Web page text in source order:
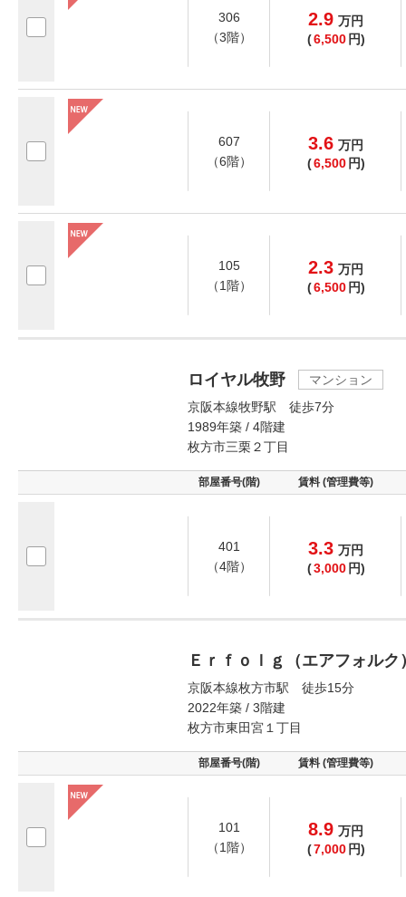
306
（3階）
2.9 万円
(6,500 円)
607
（6階）
3.6 万円
(6,500 円)
105
（1階）
2.3 万円
(6,500 円)
ロイヤル牧野
マンション
京阪本線牧野駅 徒歩7分
1989年築 / 4階建
枚方市三栗２丁目
部屋番号(階) 賃料 (管理費等)
401
（4階）
3.3 万円
(3,000 円)
Ｅｒｆｏｌｇ（エアフォルク
京阪本線枚方市駅 徒歩15分
2022年築 / 3階建
枚方市東田宮１丁目
部屋番号(階) 賃料 (管理費等)
101
（1階）
8.9 万円
(7,000 円)